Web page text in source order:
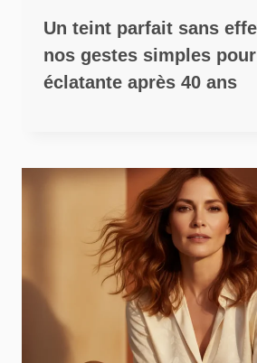
Un teint parfait sans
nos gestes simples
éclatante après 40 ans